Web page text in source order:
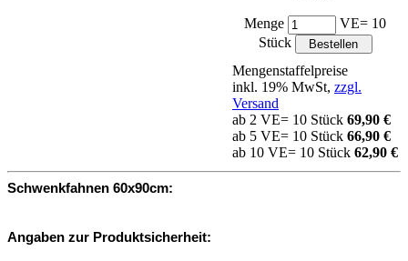
Menge
VE= 10
Stück
Mengenstaffelpreise
inkl. 19% MwSt, zzgl.
Versand
ab 2 VE= 10 Stück 69,90 €
ab 5 VE= 10 Stück 66,90 €
ab 10 VE= 10 Stück 62,90 €
Schwenkfahnen 60x90cm:
Angaben zur Produktsicherheit: